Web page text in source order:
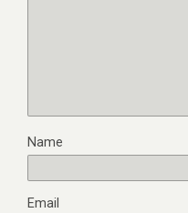
Name
Email